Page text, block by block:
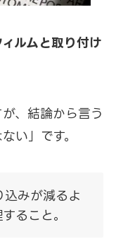
ルムと取り付け
、結論から言う
い 」です。
込みが減るよ
ること。